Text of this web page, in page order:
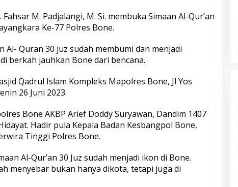
M. Padjalangi, M. Si. membuka Simaan Al-Qur’an
Ke-77 Polres Bone.
Al- Quran 30 juz sudah membumi dan menjadi
berkah jauhkan Bone dari bencana.
Qadrul Islam Kompleks Mapolres Bone, Jl Yos
26 Juni 2023.
Bone AKBP Arief Doddy Suryawan, Dandim 1407
Hadir pula Kepala Badan Kesbangpol Bone,
Tinggi Polres Bone.
Al-Qur’an 30 Juz sudah menjadi ikon di Bone.
menyebar bukan hanya dikota, tetapi juga di